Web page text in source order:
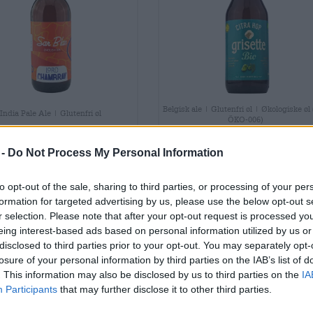
Do Not Process My Personal Information
opt-out of the sale, sharing to third parties, or processing of your
for targeted advertising by us, please use the below opt-out
selection. Please note that after your opt-out request is processed
interest-based ads based on personal information utilized by us
to third parties prior to your opt-out. You may separately
of your personal information by third parties on the IAB’s list of
This information may also be disclosed by us to third parties on the
Participants that may further disclose it to other third parties.
India Pale Ale | Glutenfri øl
Lord Chambray
€ 4,79
0,33 L Bottle - € 14,52 / LTR
Udsolgt
Belgisk ale | Glutenfri øl | Økologiske øl
ÖKO-006)
100% (1)
€ 4,79
MEHRWEG
0,25 L Bottle - € 19,16 /
Udsolgt